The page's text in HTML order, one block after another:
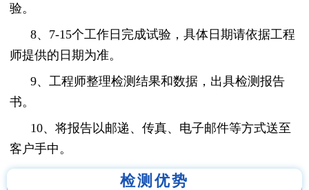
验。
8、7-15个工作日完成试验，具体日期请依据工程
师提供的日期为准。
9、工程师整理检测结果和数据，出具检测报告
书。
10、将报告以邮递、传真、电子邮件等方式送至
客户手中。
检测优势